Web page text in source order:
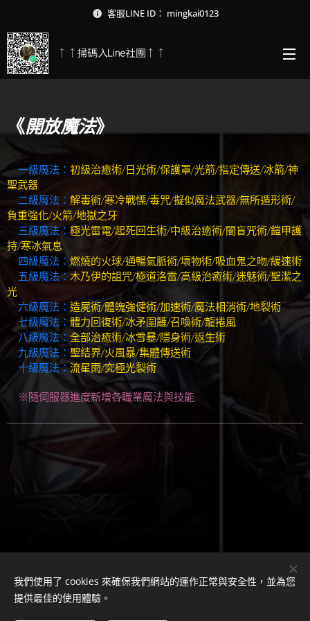
客服LINE ID： mingkai0123
↑↑掃碼入Line社團↑↑
《開放魔法》
一級魔法： 初級治癒術/日光術/保護罩/光箭/指定傳送/冰箭/神
聖武器
二級魔法： 解毒術/寒冷戰慄/毒咒/擬似魔法武器/無所遁形術/
負重強化/火箭/地獄之牙
三級魔法：極光雷電/起死回生術/中級治癒術/闇盲咒術/鎧甲護
持/寒冰氣息
四級魔法： 燃燒的火球/通暢氣脈術/壞物術/吸血鬼之吻/緩速術
五級魔法：木乃伊的詛咒/極道洛雷/高級治癒術/迷魅術/聖潔之
光
六級魔法： 造屍術/體魄強健術/加速術/魔法相消術/地裂術
七級魔法： 體力回復術/冰矛圍籬/召喚術/龍捲風
八級魔法： 全部治癒術/冰雪暴/隱身術/返生術
九級魔法： 聖結界/火風暴/集體傳送術
十級魔法：流星雨/究極光裂術
※隨伺服器進度新增各職業魔法與技能
客服LINE ID：mingkai0123
我們使用了 cookies 來確保我們網站的運作正常與安全性，並為您
提供最佳的使用體驗。